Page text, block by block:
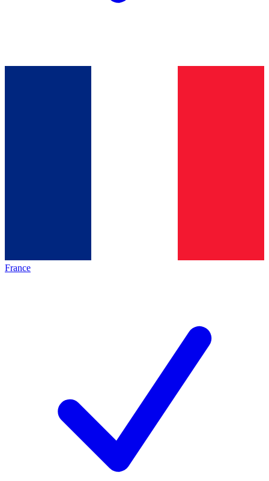
France